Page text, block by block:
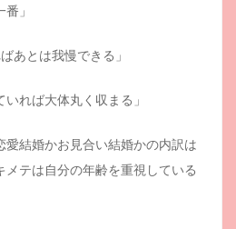
」
あとは我慢できる」
いれば大体丸く収まる」
愛結婚かお見合い結婚かの内訳は
メテは自分の年齢を重視している